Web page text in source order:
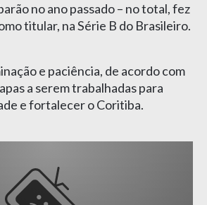
no ano passado – no total, fez
titular, na Série B do Brasileiro.
e paciência, de acordo com
a serem trabalhadas para
e fortalecer o Coritiba.